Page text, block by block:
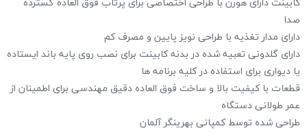
صدا
دارای مدار تغذیه با طراحی نویز پایین و مصرف کم
دارای گلدونی تعبیه شده در بدنه کابینت برای نصب روی پایه باند ایستاده
یا دیواری برای استفاده در کلیه برنامه ها
قطعات با کیفیت بالا و ساخت فوق العاده دقیق مهندسی برای اطمینان از
عمر طولانی دستگاه
طراحی شده توسط کمپانی بهرینگر آلمان